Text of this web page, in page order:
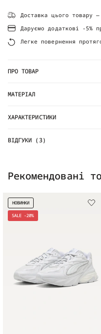
Доставка цього товару
Даруємо додаткові -5%
Легке повернення
ПРО ТОВАР
МАТЕРІАЛ
ХАРАКТЕРИСТИКИ
ВІДГУКИ (3)
Рекомендовані
SALE -20%
НОВИНКИ